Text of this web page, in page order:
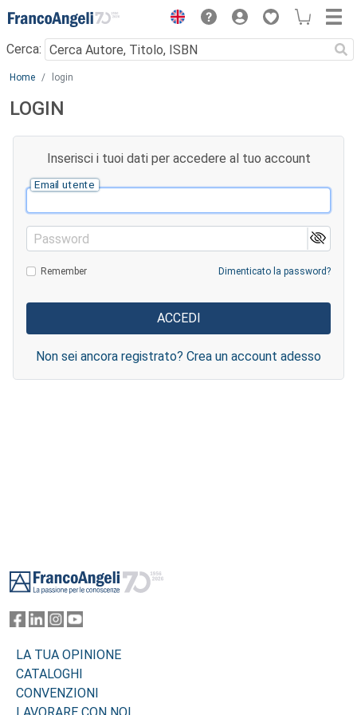
Menu
Cerca:
Main content
Home login
LOGIN
Inserisci i tuoi dati per accedere al tuo account
Email utente
Password
Remember Dimenticato la password?
Non sei ancora registrato? Crea un account adesso
LA TUA OPINIONE
CATALOGHI
CONVENZIONI